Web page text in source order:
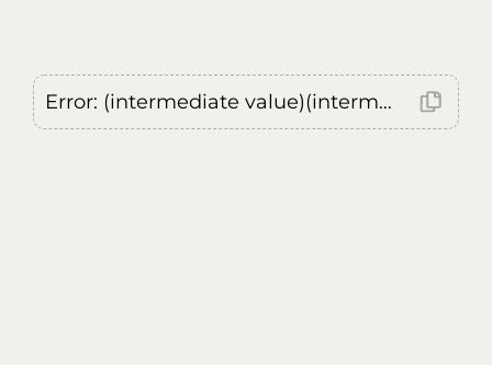
Error: (intermediate value)(intermediate value)(intermediate value).replaceAll is not a function